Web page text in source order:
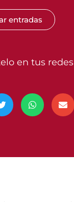
entradas
en tus redes